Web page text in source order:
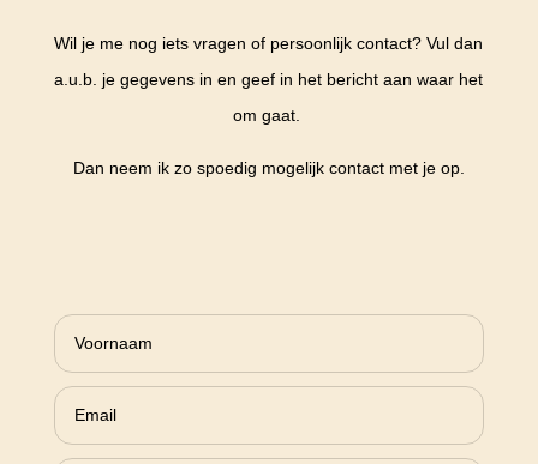
Wil je me nog iets vragen of persoonlijk contact? Vul dan
a.u.b. je gegevens in en geef in het bericht aan waar het
om gaat.
Dan neem ik zo spoedig mogelijk contact met je op.